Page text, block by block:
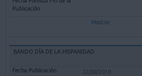
Mostrar
BANDO DÍA DE LA HISPANIDAD
22/09/2010